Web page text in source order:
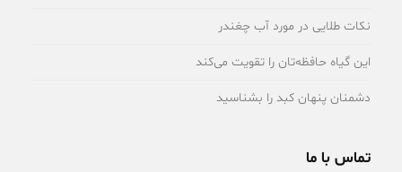
نکات طلایی در مورد آب چغندر
این گیاه حافظه‌تان را تقویت می‌کند
دشمنان پنهان کبد را بشناسید
تماس با ما